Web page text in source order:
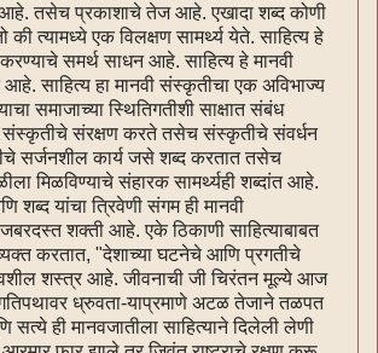
आहे. तसेच प्रकाशाचे तेज आहे. एखादा शब्द कोणी
की त्यामध्ये एक विलक्षण सामर्थ्य येते. साहित्य हे
करण्याचे समर्थ साधन आहे. साहित्य हे मानवी
आहे. साहित्य हा मानवी संस्कृतीचा एक अविभाज्य
समाजाच्या स्थितिगतीशी साक्षात संबंध
संस्कृतीचे संरक्षण करते तसेच संस्कृतीचे संवर्धन
सर्जनशील कार्य जसे शब्द करतात तसेच
मिळविण्याचे संहारक सामर्थ्यही शब्दांत आहे.
शब्द यांचा त्रिवेणी संगम ही मानवी
शक्ती आहे. एके ठिकाणी साहित्याबाबत
करतात, "देशाच्या घटनेचे आणि प्रगतीचे
शस्त्र आहे. जीवनाची जी चिरंतन मूल्ये आज
ध्रुवता-याप्रमाणे अटळ तेजाने तळपत
ही मानवजातीला साहित्याने दिलेली लेणी